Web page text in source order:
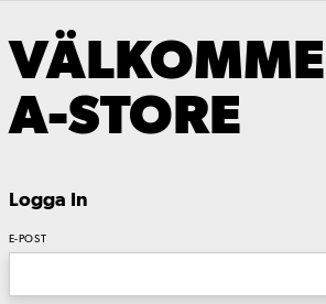
A-STORE
Logga In
E-POST